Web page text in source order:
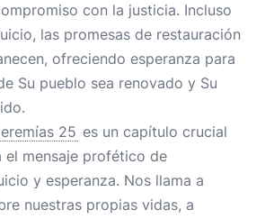
con la justicia. Incluso
las promesas de restauración
ofreciendo esperanza para
Su pueblo sea renovado y Su
25 es un capítulo crucial
el mensaje profético de
y esperanza. Nos llama a
nuestras propias vidas, a